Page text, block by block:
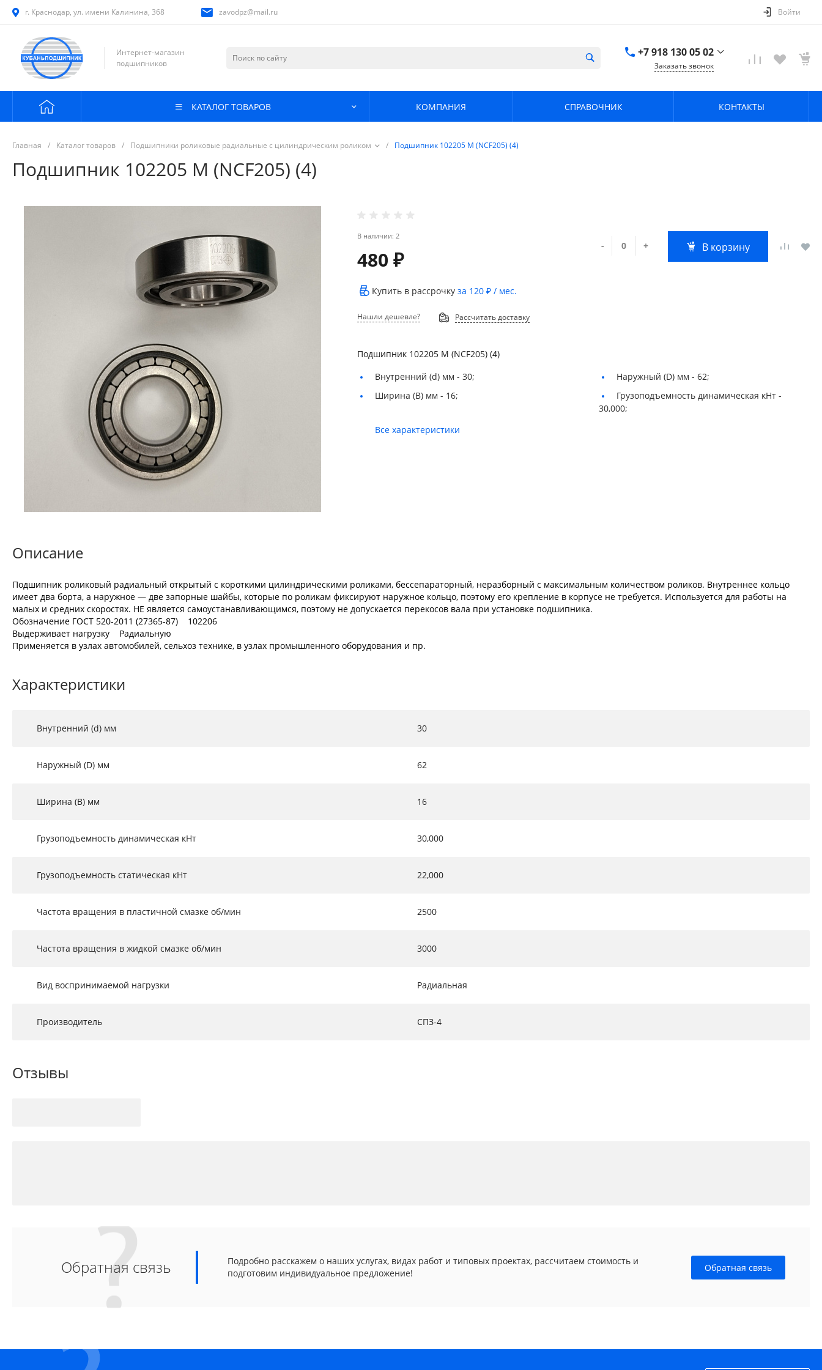
г. Краснодар, ул. имени Калинина, 368 zavodpz@mail.ru Войти
Интернет-магазин
подшипников
+7 918 130 05 02
Заказать звонок
КАТАЛОГ ТОВАРОВ КОМПАНИЯ СПРАВОЧНИК КОНТАКТЫ
Главная / Каталог товаров / Подшипники роликовые радиальные с цилиндрическим роликом / Подшипник 102205 М (NCF205) (4)
Подшипник 102205 М (NCF205) (4)
В наличии: 2
480 ₽
- + В корзину
Купить в рассрочкуза 120 ₽ / мес.
Нашли дешевле? Рассчитать доставку
Подшипник 102205 М (NCF205) (4)
Внутренний (d) мм -30; Наружный (D) мм -62;
Ширина (B) мм - 16;
Грузоподъемность динамическая кНт -
30,000;
Все характеристики
Описание
Подшипник роликовый радиальный открытый с короткими цилиндрическими роликами, бессепараторный, неразборный с максимальным количеством роликов. Внутреннее кольцо
имеет два борта, а наружное — две запорные шайбы, которые по роликам фиксируют наружное кольцо, поэтому его крепление в корпусе не требуется. Используется для работы на
малых и средних скоростях. НЕ является самоустанавливающимся, поэтому не допускается перекосов вала при установке подшипника.
Обозначение ГОСТ 520-2011 (27365-87) 102206
Выдерживает нагрузку Радиальную
Применяется в узлах автомобилей, сельхоз технике, в узлах промышленного оборудования и пр.
Характеристики
Внутренний (d) мм 30
Наружный (D) мм 62
Ширина (B) мм 16
Грузоподъемность динамическая кНт 30,000
Грузоподъемность статическая кНт 22,000
Частота вращения в пластичной смазке об/мин 2500
Частота вращения в жидкой смазке об/мин 3000
Вид воспринимаемой нагрузки Радиальная
Производитель СПЗ-4
Отзывы
Обратная связь
Подробно расскажем о наших услугах, видах работ и типовых проектах, рассчитаем стоимость и
подготовим индивидуальное предложение!
Обратная связь